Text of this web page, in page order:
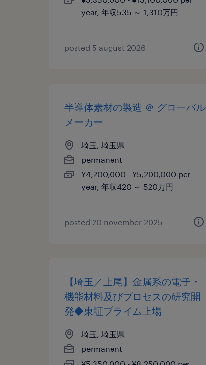
year, 年収535 ～ 1,310万円
posted 5 august 2026
半導体素材の製造 ＠ グローバル
メーカー
埼玉, 埼玉県
permanent
¥4,200,000 - ¥5,200,000 per
year, 年収420 ～ 520万円
posted 20 november 2025
【埼玉／上尾】金属系の電子・
機能材料及びプロセスの研究開
発◆東証プライム上場
埼玉, 埼玉県
permanent